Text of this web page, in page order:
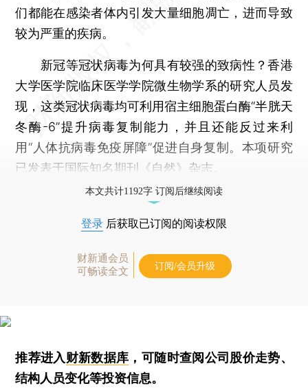
们都能在感染者体内引发大量细胞凋亡，进而导致
较为严重的疾病。
新冠等冠状病毒为何具有较强的致病性？香港
大学医学院临床医学学院微生物学系的研究人员发
现，这类冠状病毒均可利用宿主细胞蛋白酶“半胱天
冬酶-6”提升病毒复制能力，并且还能反过来利
用“人体抗病毒免疫屏障”促进自身复制。本项研究
已发表于国际知名期刊《自然》杂志。
本文共计1192字 订阅后继续阅读
登录 后获取已订阅的阅读权限
财新通会员
可畅读全文
订阅/会员升级
推荐进入财新数据库 ，可随时查阅公司股价走势、
结构人员变化等投资信息。